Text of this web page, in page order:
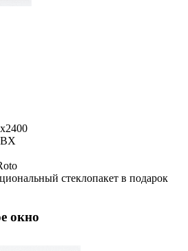
стеклопакет в подарок
окно